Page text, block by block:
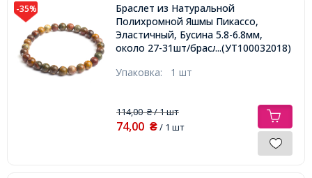
-35%
Браслет из Натуральной
Полихромной Яшмы Пикассо,
Эластичный, Бусина 5.8-6.8мм,
около 27-31шт/браслет,...(УТ100032018)
Упаковка: 1 шт
114,00₴/ 1 шт
74,00 ₴/ 1 шт